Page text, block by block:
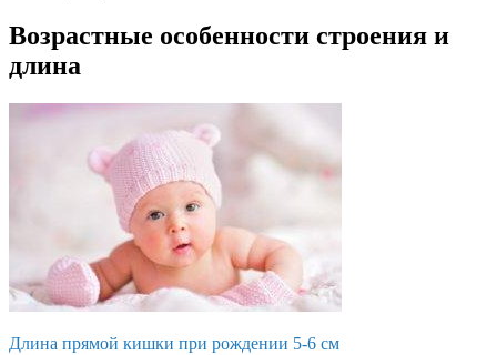
Возрастные особенности строения и
длина
Длина прямой кишки при рождении 5-6 см